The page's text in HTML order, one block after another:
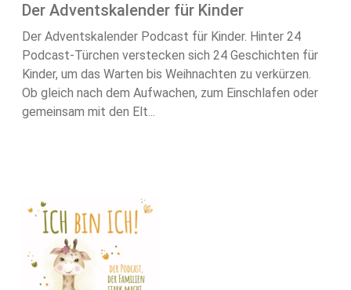
Der Adventskalender für Kinder
Der Adventskalender Podcast für Kinder. Hinter 24
Podcast-Türchen verstecken sich 24 Geschichten für
Kinder, um das Warten bis Weihnachten zu verkürzen.
Ob gleich nach dem Aufwachen, zum Einschlafen oder
gemeinsam mit den Elt...